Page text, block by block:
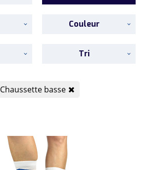
Couleur
Tri
Chaussette basse